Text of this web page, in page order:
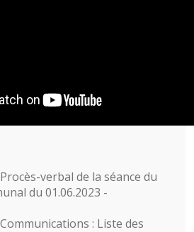
verbal de la séance du
du 01.06.2023 -
: Liste des